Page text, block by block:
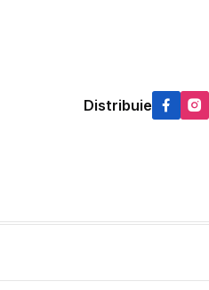
Distribuie